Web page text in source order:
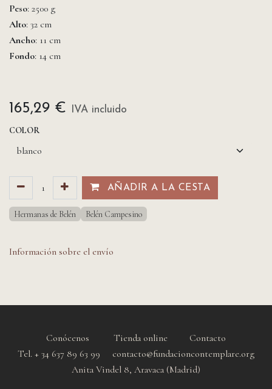
Peso: 2500 g
Alto: 32 cm
Ancho: 11 cm
Fondo: 14 cm
165,29 €
IVA incluido
COLOR
AÑADIR A LA CESTA​​
Hermanas de Belén Belén Campesino
Información sobre el envío
Conócenos Tienda online
Contacto
Tel. + 34 637 89 63 99 contacto@fundacioncontemplare.org
Anita Vindel 8, Aravaca (Madrid)